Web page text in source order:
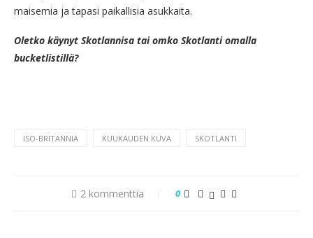
maisemia ja tapasi paikallisia asukkaita.
Oletko käynyt Skotlannisa tai omko Skotlanti omalla
bucketlistillä?
ISO-BRITANNIA KUUKAUDEN KUVA SKOTLANTI
2 kommenttia 0